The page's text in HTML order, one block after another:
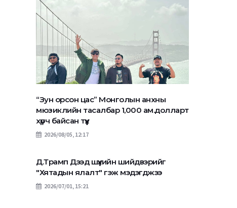
“Зун орсон цас” Монголын анхны
мюзиклийн тасалбар 1,000 ам.долларт
хүрч байсан түүх
2026/08/05, 12:17
Д.Трамп Дээд шүүхийн шийдвэрийг
"Хятадын ялалт" гэж мэдэгджээ
2026/07/01, 15:21